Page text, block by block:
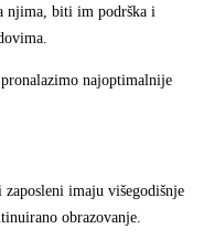
njima, biti im podrška i
najoptimalnije
zaposleni imaju višegodišnje
obrazovanje.